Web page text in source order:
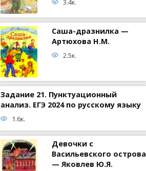
3.4к.
Саша-дразнилка —
Артюхова Н.М.
2.5к.
Задание 21. Пунктуационный
анализ. ЕГЭ 2024 по русскому языку
1.6к.
Девочки с
Васильевского острова
— Яковлев Ю.Я.